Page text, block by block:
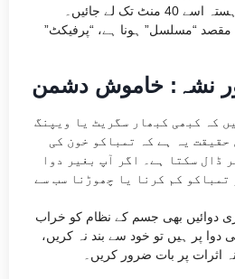
واک کافی ہے۔ پھر آہستہ آہستہ اسے 40 منٹ تک لے جائیں۔
“مسلسل” ہونا ہے، “پرفیکٹ”
اور نشہ: خاموش دشمن
کہ کبھی کبھار سگریٹ یا ویپنگ
یہ ہے کہ تمباکو خون کی
ڈال سکتا ہے۔ اگر آپ بغیر دوا
تمباکو کم کرنا یا چھوڑنا سب سے
دوائیں بھی جسم کے نظام کو خراب
پر ہیں تو خود سے بند نہ کریں،
اثرات پر بات ضرور کریں۔